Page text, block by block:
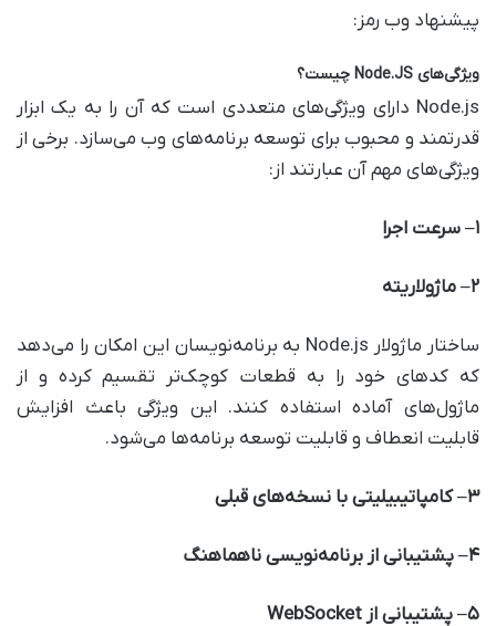
پيشنهاد وب رمز:
ویژگی‌های چیست؟
Node.js دارای ویژگی‌های متعددی است که آن را به یک ابزار
قدرتمند و محبوب برای توسعه برنامه‌های وب می‌سازد. برخی از
ویژگی‌های مهم آن عبارتند از:
۱–سرعت اجرا
۲–ماژولاریته
ساختار ماژولار Node.js به برنامه‌نویسان این امکان را می‌دهد
که کدهای خود را به قطعات کوچک‌تر تقسیم کرده و از
ماژول‌های آماده استفاده کنند. این ویژگی باعث افزایش
قابلیت انعطاف و قابلیت توسعه برنامه‌ها می‌شود.
۳–کامپاتیبیلیتی با نسخه‌های قبلی
۴–پشتیبانی از برنامه‌نویسی ناهماهنگ
۵–پشتیبانی از